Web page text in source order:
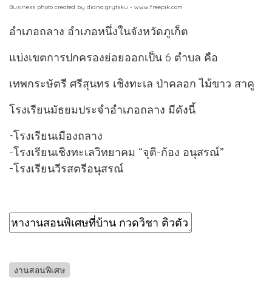
Business photo created by diana.grytsku - www.freepik.com
อำเภอถลาง อำเภอหนึ่งในจังหวัดภูเก็ต
แบ่งเขตการปกครองย่อยออกเป็น 6 ตำบล คือ
เทพกระษัตรี ศรีสุนทร เชิงทะเล ป่าคลอก ไม้ขาว สาคู
โรงเรียนมัธยมประจำอำเภอถลาง มีดังนี้
-โรงเรียนเมืองถลาง
-โรงเรียนเชิงทะเลวิทยาคม “จุติ-ก้อง อนุสรณ์”
-โรงเรียนวีรสตรีอนุสรณ์
งานสอนพิเศษ